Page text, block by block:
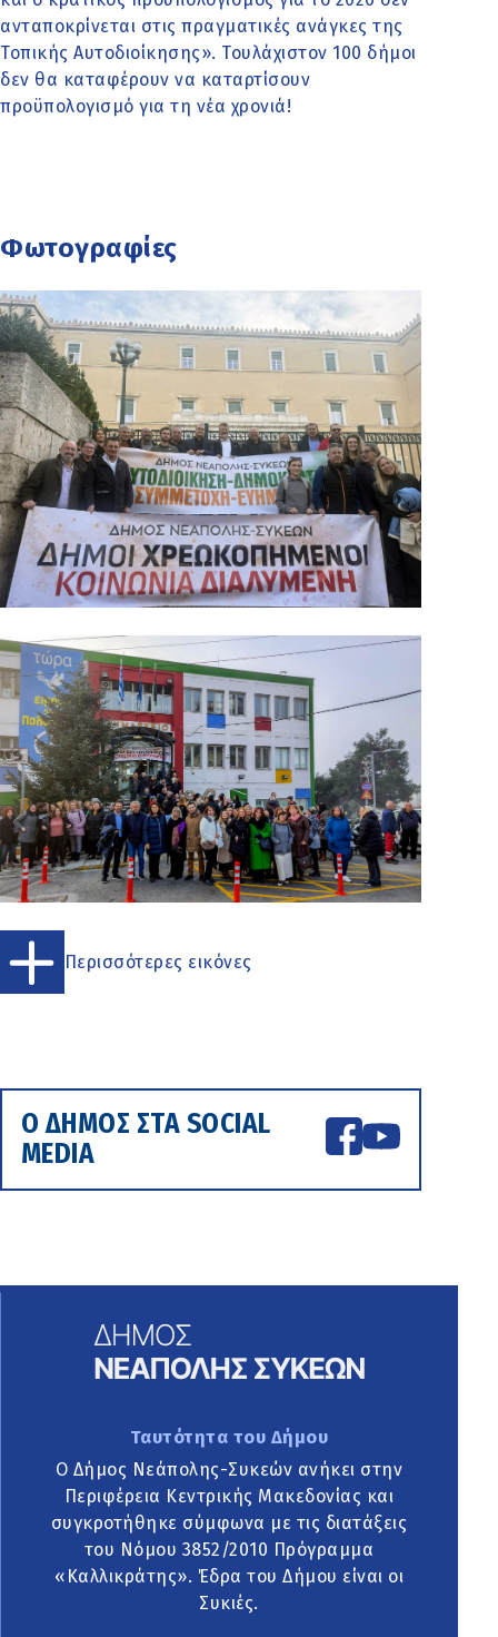
ανταποκρίνεται στις πραγματικές ανάγκες της
Τοπικής Αυτοδιοίκησης». Τουλάχιστον 100 δήμοι
δεν θα καταφέρουν να καταρτίσουν
προϋπολογισμό για τη νέα χρονιά!
Φωτογραφίες
Περισσότερες εικόνες
Ο ΔΗΜΟΣ ΣΤΑ SOCIAL
MEDIA
Ταυτότητα του Δήμου
Ο Δήμος Νεάπολης-Συκεών ανήκει στην
Περιφέρεια Κεντρικής Μακεδονίας και
συγκροτήθηκε σύμφωνα με τις διατάξεις
του Νόμου 3852/2010 Πρόγραμμα
«Καλλικράτης». Έδρα του Δήμου είναι οι
Συκιές.